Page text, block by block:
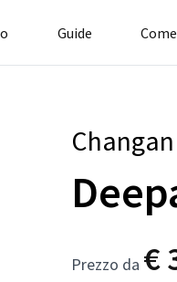
Guide
Changan
Prezzo da €